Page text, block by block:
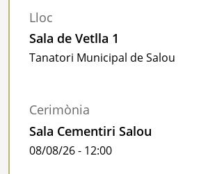
Lloc
Sala de Vetlla 1
Tanatori Municipal de Salou
Cerimònia
Sala Cementiri Salou
08/08/26 - 12:00